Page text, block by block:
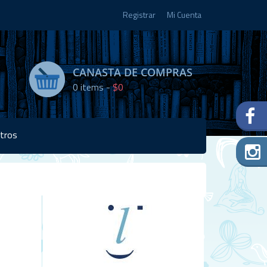
Registrar Mi Cuenta
CANASTA DE COMPRAS
0items -$0